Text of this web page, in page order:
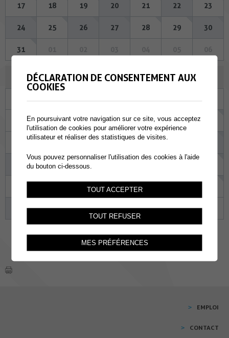
17 18 19 20 21 22 23
24 25 26 27 28 29 30
31
SEPTEMBRE 2026
01 02 03 04 05
08 09 10 11
15 16
23 24 25
29 30 01 02 03
EMPLOI
CONTACT
DÉCLARATION DE CONSENTEMENT AUX
COOKIES
En poursuivant votre navigation sur ce site, vous acceptez
l'utilisation de cookies pour améliorer votre expérience
utilisateur et réaliser des statistiques de visites.
Vous pouvez personnaliser l'utilisation des cookies à l'aide
du bouton ci-dessous.
TOUT ACCEPTER
TOUT REFUSER
MES PRÉFÉRENCES